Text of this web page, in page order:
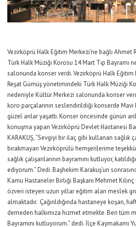
Vezirköprü Halk Eğitim Merkezi’ne bağlı Ahmet
Türk Halk Müziği Korosu 14 Mart Tıp Bayramı
salonunda konser verdi. Vezirköprü Halk Eğitim
Reşat Gümüş yönetimindeki Türk Halk Müziği
nedeniyle Kültür Merkezi salonunda konser
koro parçalarının seslendirildiği konserde Mavi
güzel anlar yaşattı. Konser öncesinde günün
konuşma yapan Vezirköprü Devlet Hastanesi
KARAKUŞ, “Sevgiyi bir ilaç gibi kullanan sağlık
bırakmayan Vezirköprülü hemşerilerime
sağlık çalışanlarının bayramını kutluyor,
ediyorum.” Dedi. Başhekim Karakuş’un
Kamu Hastaneler Birliği Başkanı Mehmet
özveri isteyen uzun yıllar eğitim alan meslek
almaktadır. Çağırıldığında hastaneye koşan,
demeden halkımıza hizmet etmekte. Ben tüm
Bayramını kutluyorum.” dedi. İlçe Kaymakamı